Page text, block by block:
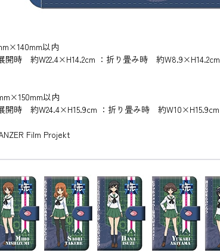
以内
開時 約W22.4×H14.2cm ：折り畳み時 約W8.9×H14.2cm
以内
開時 約W24.4×H15.9cm ：折り畳み時 約W10×H15.9cm
Film Projekt